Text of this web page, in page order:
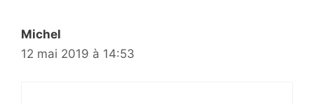
Michel
12 mai 2019 à 14:53